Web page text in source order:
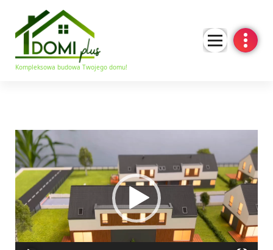
Kompleksowa budowa Twojego domu!
Odtwarzacz
video